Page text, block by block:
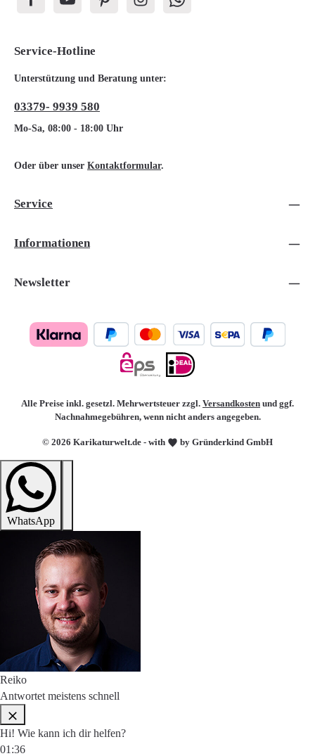
Service-Hotline
Unterstützung und Beratung unter:
03379- 9939 580
Mo-Sa, 08:00 - 18:00 Uhr
Oder über unser Kontaktformular.
Service
Informationen
Newsletter
© 2026 Karikaturwelt.de - with by Gründerkind GmbH
Alle Preise inkl. gesetzl. Mehrwertsteuer zzgl. Versandkosten und ggf.
Nachnahmegebühren, wenn nicht anders angegeben.
WhatsApp
Reiko
Antwortet meistens schnell
Hi! Wie kann ich dir helfen?
01:36